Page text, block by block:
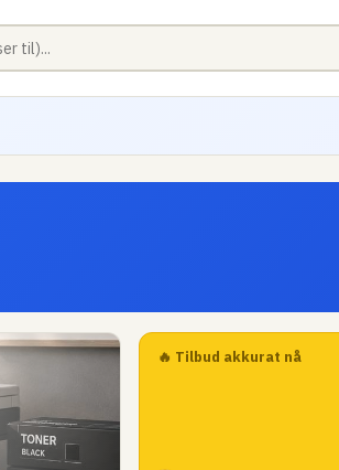
🔥 Tilbud akkurat nå